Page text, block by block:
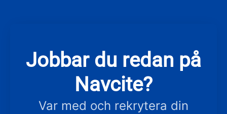
Jobbar du redan på
Navcite?
Var med och rekrytera din